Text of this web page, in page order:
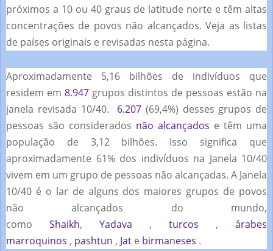
próximos a 10 ou 40 graus de latitude norte e têm altas
concentrações de povos não alcançados.Veja as listas
de países originais e revisadas nesta página.
Aproximadamente 5,16 bilhões de indivíduos que
residem em 8.947 grupos distintos de pessoas estão na
janela revisada 10/40. 6.207 (69,4%) desses grupos de
pessoas são considerados não alcançados e têm uma
população de 3,12 bilhões. Isso significa que
aproximadamente 61% dos indivíduos na Janela 10/40
vivem em um grupo de pessoas não alcançadas. A Janela
10/40 é o lar de alguns dos maiores grupos de povos
não alcançados do mundo,
como Shaikh, Yadava , turcos , árabes
marroquinos , pashtun , Jat e birmaneses .